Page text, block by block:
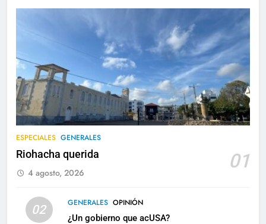
ESPECIALES GENERALES
Riohacha querida 01
4 agosto, 2026
02 GENERALES OPINIÓN
¿Un gobierno que acUSA?